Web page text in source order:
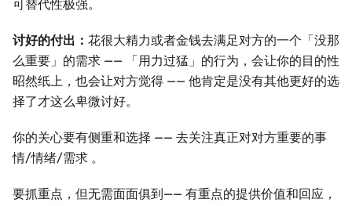
可替代性极强。
讨好的付出： 花很大精力或者金钱去满足对方的一个「没那
么重要」的需求 —— 「用力过猛」的行为，会让你的目的性
昭然纸上，也会让对方觉得 —— 他肯定是没有其他更好的选
择了才这么卑微讨好。
你的关心要有侧重和选择 —— 去关注真正对对方重要的事
情/情绪/需求 。
要抓重点，但无需面面俱到—— 有重点的提供价值和回应，